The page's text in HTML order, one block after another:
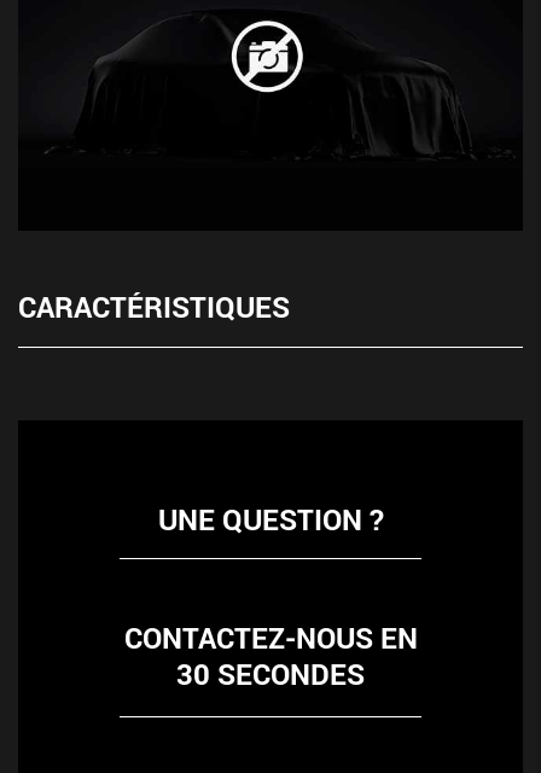
CARACTÉRISTIQUES
UNE QUESTION ?
CONTACTEZ-NOUS EN
30 SECONDES